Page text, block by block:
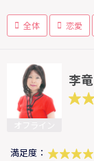
全体 恋愛
李竜
満足度：